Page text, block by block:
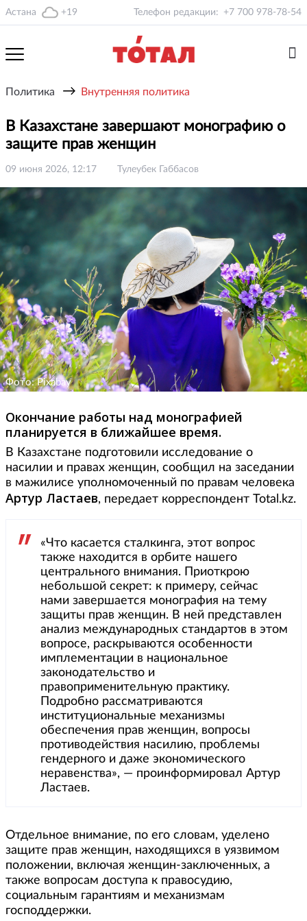
Астана +19 Телефон редакции: +7 700 978-78-54
Политика → Внутренняя политика
В Казахстане завершают монографию о
защите прав женщин
09 июня 2026, 12:17 Тулеубек Габбасов
Фото: Pixabay
Окончание работы над монографией
планируется в ближайшее время.
В Казахстане подготовили исследование о
насилии и правах женщин, сообщил на заседании
в мажилисе уполномоченный по правам человека
Артур Ластаев, передает корреспондент Total.kz.
«Что касается сталкинга, этот вопрос
также находится в орбите нашего
центрального внимания. Приоткрою
небольшой секрет: к примеру, сейчас
нами завершается монография на тему
защиты прав женщин. В ней представлен
анализ международных стандартов в этом
вопросе, раскрываются особенности
имплементации в национальное
законодательство и
правоприменительную практику.
Подробно рассматриваются
институциональные механизмы
обеспечения прав женщин, вопросы
противодействия насилию, проблемы
гендерного и даже экономического
неравенства», — проинформировал Артур
Ластаев.
Отдельное внимание, по его словам, уделено
защите прав женщин, находящихся в уязвимом
положении, включая женщин-заключенных, а
также вопросам доступа к правосудию,
социальным гарантиям и механизмам
господдержки.